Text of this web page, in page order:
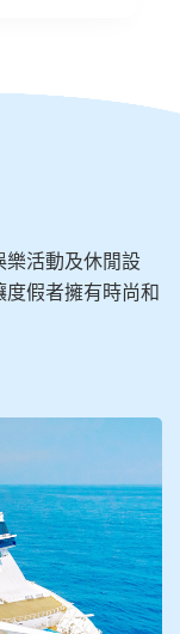
樂活動及休閒設
假者擁有時尚和